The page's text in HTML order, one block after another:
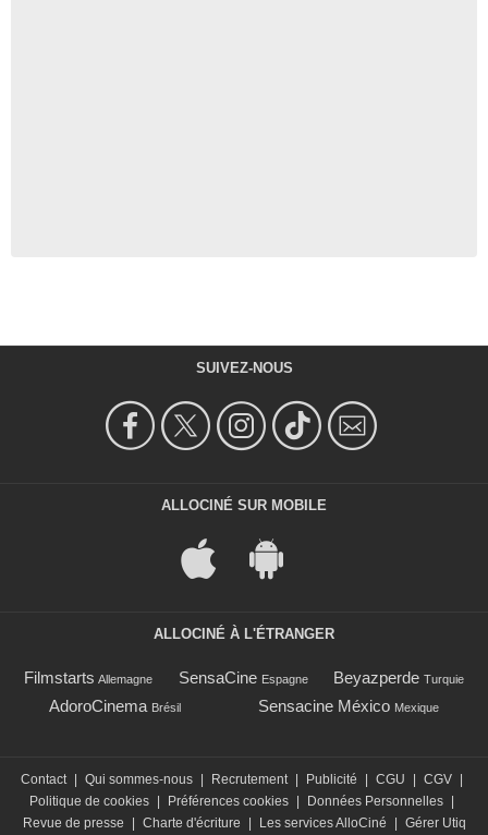
SUIVEZ-NOUS
ALLOCINÉ SUR MOBILE
ALLOCINÉ À L'ÉTRANGER
Filmstarts Allemagne SensaCine Espagne Beyazperde Turquie
AdoroCinema Brésil Sensacine México Mexique
Contact Qui sommes-nous Recrutement Publicité CGU CGV
Politique de cookies
Préférences cookies Données Personnelles
Revue de presse
Charte d'écriture Les services AlloCiné Gérer Utiq